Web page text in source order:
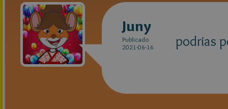
Juny
Publicado
2021-06-16
podrias